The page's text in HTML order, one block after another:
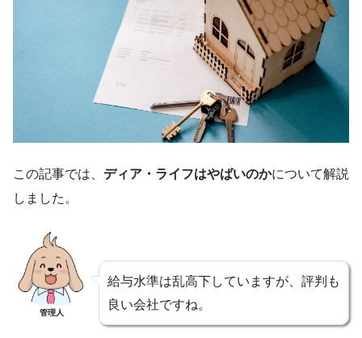
この記事では、 ディア・ライフはやばいのかについて解説
しました。
管理人
給与水準は乱高下していますが、評判も
良い会社ですね。